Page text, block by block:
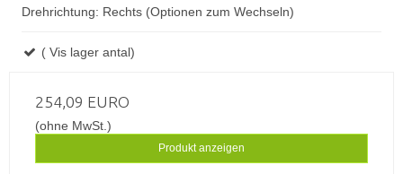
Drehrichtung: Rechts (Optionen zum Wechseln)
( Vis lager antal)
254,09 EURO
(ohne MwSt.)
Produkt anzeigen